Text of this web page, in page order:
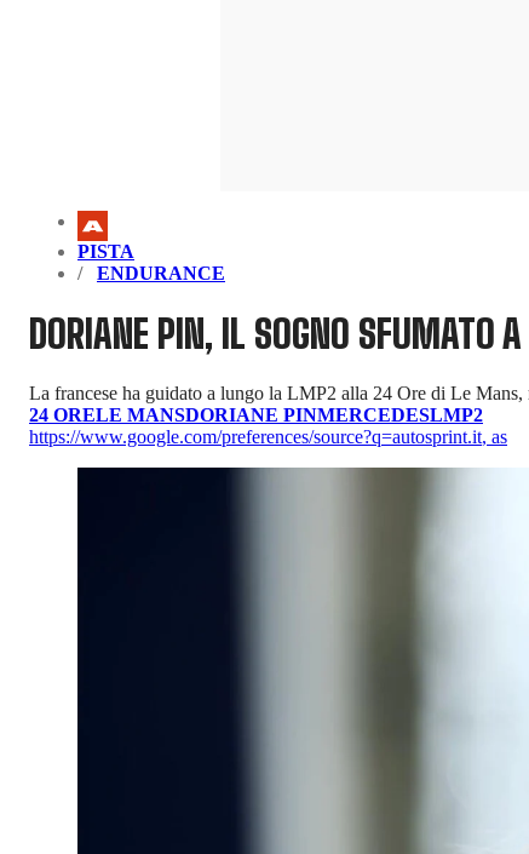
PISTA
ENDURANCE
DORIANE PIN, IL SOGNO SFUMATO
La francese ha guidato a lungo la LMP2 alla 24 Ore di Le
24 ORELE MANSDORIANE PINMERCEDESLMP2
https://www.google.com/preferences/source?q=autosprint.it, as